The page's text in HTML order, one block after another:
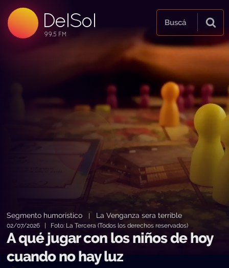
DelSol
99.5 FM
99.5 FM
99.5 FM
Buscá
Segmento humorístico La Venganza sera terrible
02/07/2026 | Foto: La Tercera (Todos los derechos reservados)
A qué jugar con los niños de hoy
cuando no hay luz